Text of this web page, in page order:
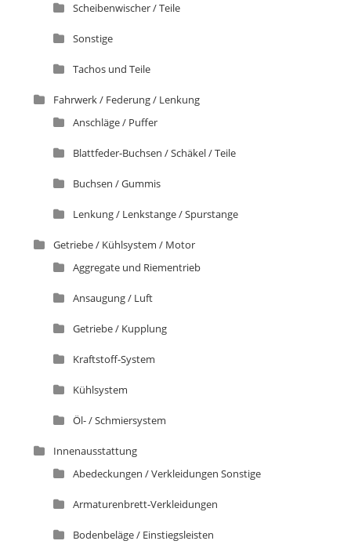
Scheibenwischer / Teile
Sonstige
Tachos und Teile
Fahrwerk / Federung / Lenkung
Anschläge / Puffer
Blattfeder-Buchsen / Schäkel / Teile
Buchsen / Gummis
Lenkung / Lenkstange / Spurstange
Getriebe / Kühlsystem / Motor
Aggregate und Riementrieb
Ansaugung / Luft
Getriebe / Kupplung
Kraftstoff-System
Kühlsystem
Öl- / Schmiersystem
Innenausstattung
Abedeckungen / Verkleidungen Sonstige
Armaturenbrett-Verkleidungen
Bodenbeläge / Einstiegsleisten